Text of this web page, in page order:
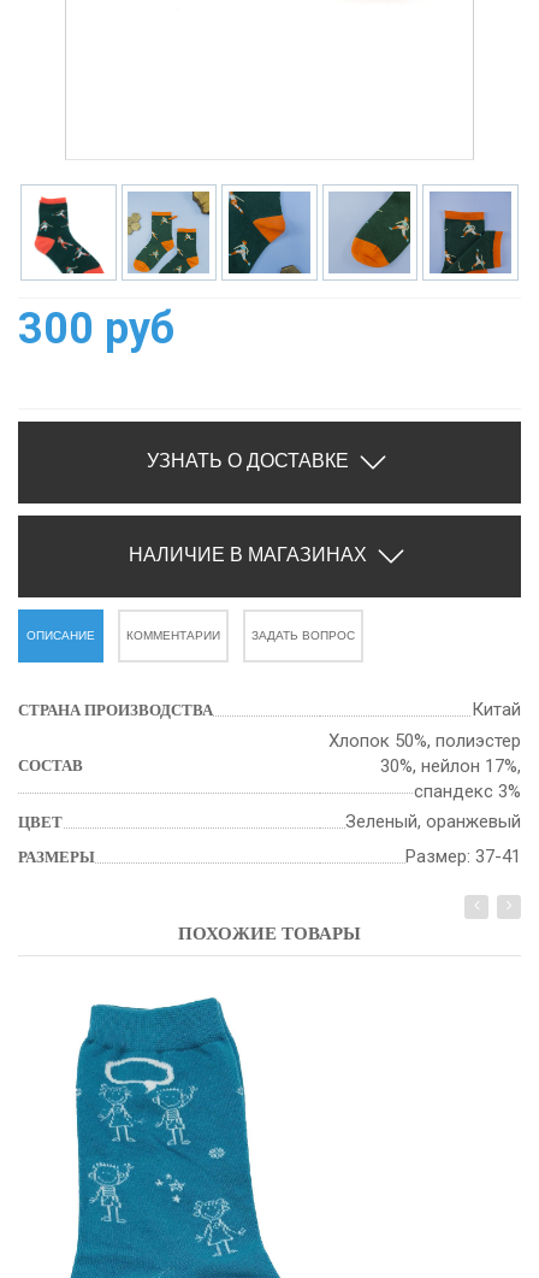
300 руб
УЗНАТЬ О ДОСТАВКЕ
НАЛИЧИЕ В МАГАЗИНАХ
ОПИСАНИЕ КОММЕНТАРИИ ЗАДАТЬ ВОПРОС
СТРАНА ПРОИЗВОДСТВА Китай
СОСТАВ
Хлопок 50%, полиэстер
30%, нейлон 17%,
спандекс 3%
ЦВЕТ Зеленый, оранжевый
РАЗМЕРЫ Размер: 37-41
ПОХОЖИЕ ТОВАРЫ